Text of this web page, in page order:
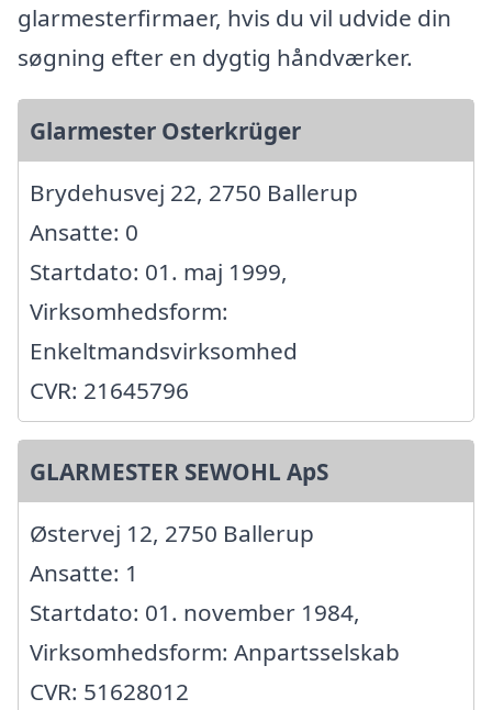
glarmesterfirmaer, hvis du vil udvide din
søgning efter en dygtig håndværker.
Glarmester Osterkrüger
Brydehusvej 22, 2750 Ballerup
Ansatte: 0
Startdato: 01. maj 1999,
Virksomhedsform:
Enkeltmandsvirksomhed
CVR: 21645796
GLARMESTER SEWOHL ApS
Østervej 12, 2750 Ballerup
Ansatte: 1
Startdato: 01. november 1984,
Virksomhedsform: Anpartsselskab
CVR: 51628012